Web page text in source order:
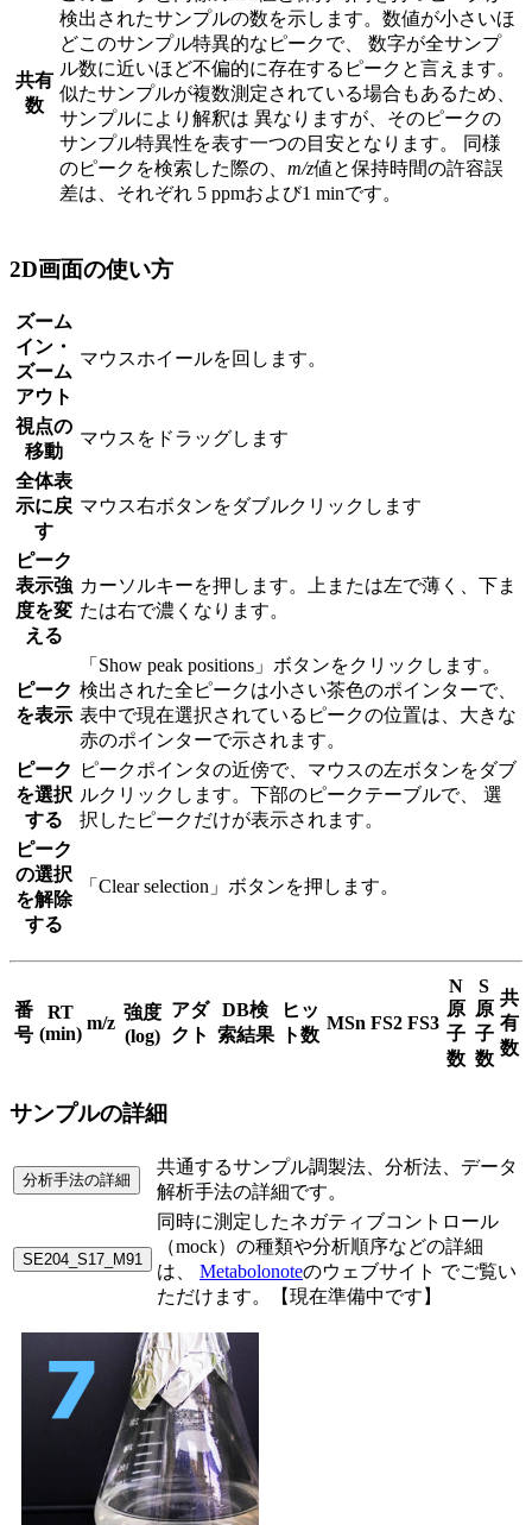
共有
数
検出されたサンプルの数を示します。数値が小さいほ
どこのサンプル特異的なピークで、 数字が全サンプ
ル数に近いほど不偏的に存在するピークと言えます。
似たサンプルが複数測定されている場合もあるため、
サンプルにより解釈は 異なりますが、そのピークの
サンプル特異性を表す一つの目安となります。 同様
のピークを検索した際の、 m/z値と保持時間の許容誤
差は、それぞれ 5 ppmおよび1 minです。
2D画面の使い方
ズーム
イン・
ズーム
アウト
マウスホイールを回します。
視点の
移動
マウスをドラッグします
全体表
示に戻
す
マウス右ボタンをダブルクリックします
ピーク
表示強
度を変
える
カーソルキーを押します。上または左で薄く、下ま
たは右で濃くなります。
ピーク
を表示
「Show peak positions」ボタンをクリックします。
検出された全ピークは小さい茶色のポインターで、
表中で現在選択されているピークの位置は、大きな
赤のポインターで示されます。
ピーク
を選択
する
ピークポインタの近傍で、マウスの左ボタンをダブ
ルクリックします。下部のピークテーブルで、 選
択したピークだけが表示されます。
ピーク
の選択
を解除
する
「Clear selection」ボタンを押します。
番
号
RT
(min)
m/z
強度
(log)
アダ
クト
DB検
索結果
ヒッ
ト数
MSn FS2 FS3
N
原
子
数
S
原
子
数
共
有
数
サンプルの詳細
分析手法の詳細
共通するサンプル調製法、分析法、データ
解析手法の詳細です。
SE204_S17_M91
同時に測定したネガティブコントロール
（mock）の種類や分析順序などの詳細
は、 Metabolonoteのウェブサイト でご覧い
ただけます。【現在準備中です】